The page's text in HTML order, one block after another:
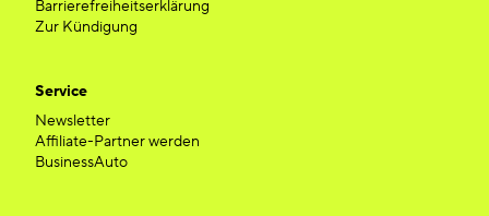
Barrierefreiheitserklärung
Zur Kündigung
Service
Newsletter
Affiliate-Partner werden
BusinessAuto